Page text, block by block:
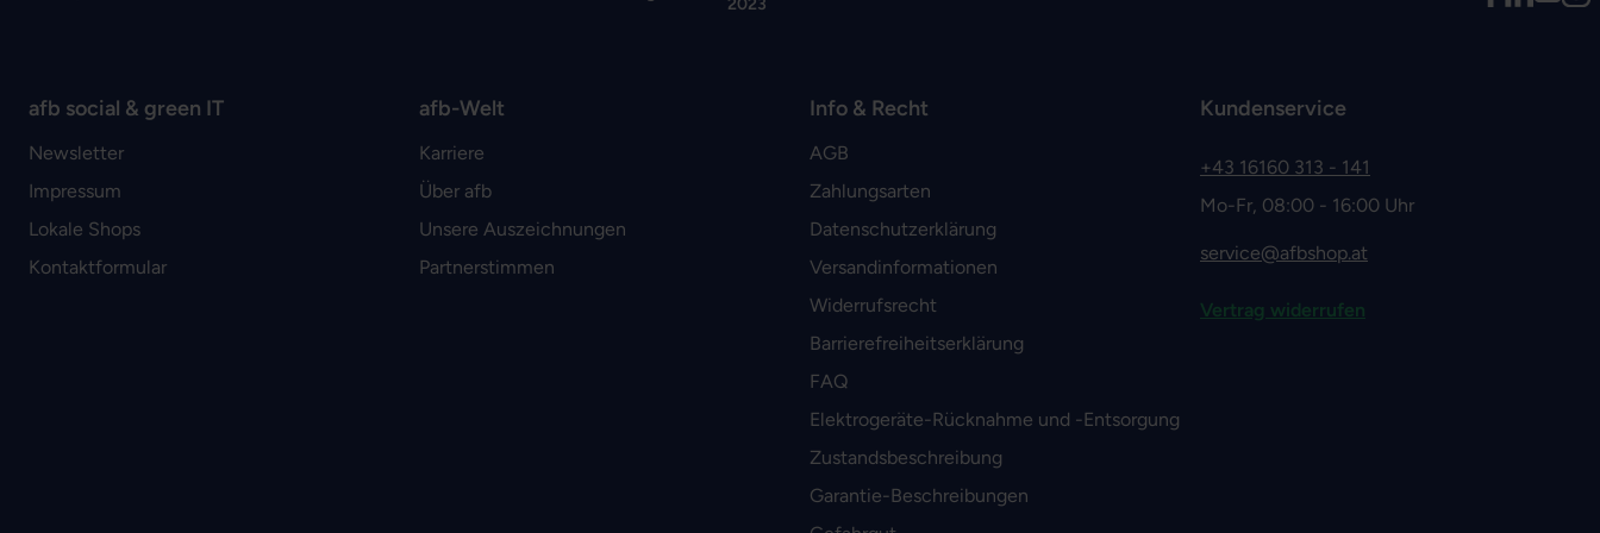
2023
afb social & green IT
Newsletter
Impressum
Lokale Shops
Kontaktformular
afb-Welt
Karriere
Über afb
Unsere Auszeichnungen
Partnerstimmen
Info & Recht
AGB
Zahlungsarten
Datenschutzerklärung
Versandinformationen
Widerrufsrecht
Barrierefreiheitserklärung
FAQ
Elektrogeräte-Rücknahme und -Entsorgung
Zustandsbeschreibung
Garantie-Beschreibungen
Kundenservice
+43 16160 313 - 141
Mo-Fr, 08:00 - 16:00 Uhr
service@afbshop.at
Vertrag widerrufen